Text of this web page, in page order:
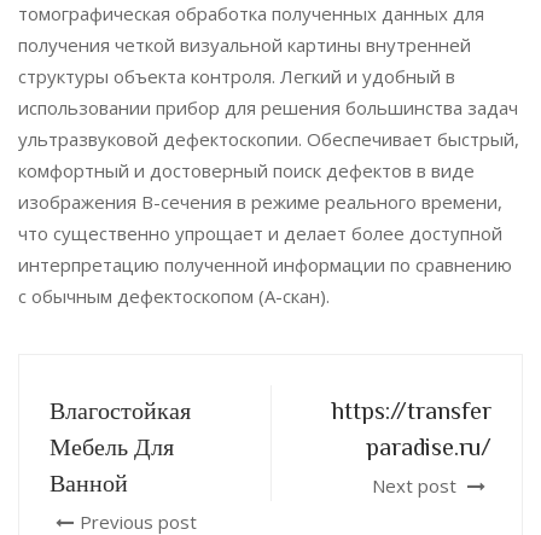
томографическая обработка полученных данных для
получения четкой визуальной картины внутренней
структуры объекта контроля. Легкий и удобный в
использовании прибор для решения большинства задач
ультразвуковой дефектоскопии. Обеспечивает быстрый,
комфортный и достоверный поиск дефектов в виде
изображения B-сечения в режиме реального времени,
что существенно упрощает и делает более доступной
интерпретацию полученной информации по сравнению
с обычным дефектоскопом (А-скан).
Влагостойкая
Мебель Для
Ванной
Previous post
https://transfer
paradise.ru/
Next post